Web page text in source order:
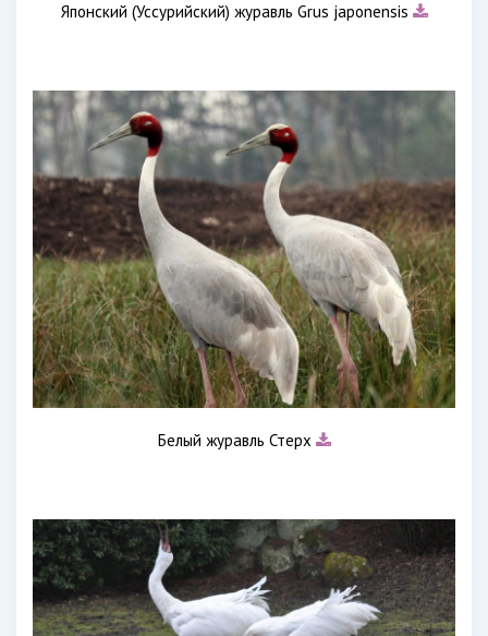
Японский (Уссурийский) журавль Grus japonensis
Белый журавль Стерх